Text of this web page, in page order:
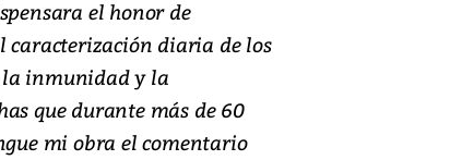
el honor de
caracterización diaria de los
la inmunidad y la
que durante más de 60
mi obra el comentario